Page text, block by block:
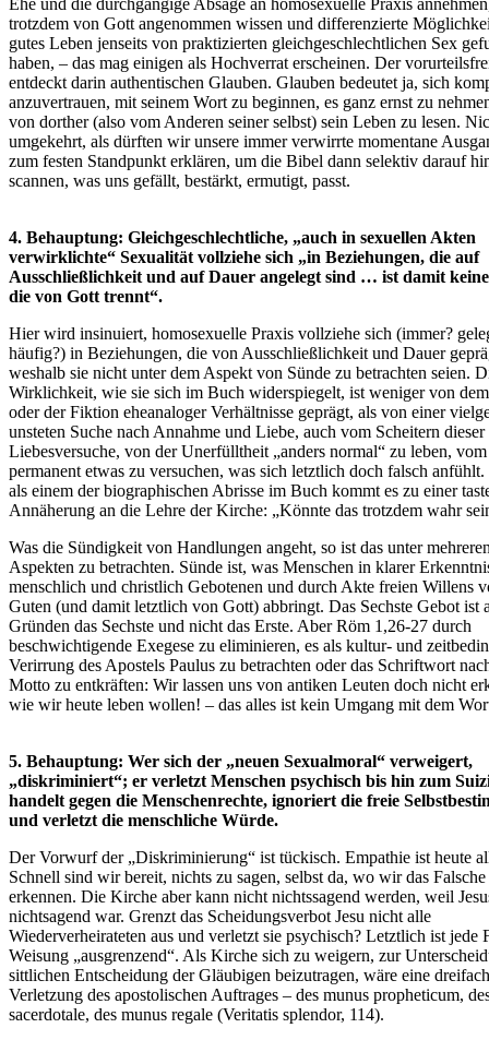
trotzdem von Gott angenommen wissen und differenzierte
gutes Leben jenseits von praktizierten gleichgeschlechtlichen Sex
haben, – das mag einigen als Hochverrat erscheinen. Der
entdeckt darin authentischen Glauben. Glauben bedeutet ja, sich
anzuvertrauen, mit seinem Wort zu beginnen, es ganz ernst zu
von dorther (also vom Anderen seiner selbst) sein Leben zu lesen.
umgekehrt, als dürften wir unsere immer verwirrte momentane
zum festen Standpunkt erklären, um die Bibel dann selektiv darauf
scannen, was uns gefällt, bestärkt, ermutigt, passt.
4. Behauptung: Gleichgeschlechtliche, „auch in sexuellen Akten
verwirklichte“ Sexualität vollziehe sich „in Beziehungen, die auf
Ausschließlichkeit und auf Dauer angelegt sind … ist damit
die von Gott trennt“.
Hier wird insinuiert, homosexuelle Praxis vollziehe sich (immer?
häufig?) in Beziehungen, die von Ausschließlichkeit und Dauer
weshalb sie nicht unter dem Aspekt von Sünde zu betrachten seien.
Wirklichkeit, wie sie sich im Buch widerspiegelt, ist weniger von
oder der Fiktion eheanaloger Verhältnisse geprägt, als von einer
unsteten Suche nach Annahme und Liebe, auch vom Scheitern dieser
Liebesversuche, von der Unerfülltheit „anders normal“ zu leben,
permanent etwas zu versuchen, was sich letztlich doch falsch
als einem der biographischen Abrisse im Buch kommt es zu einer
Annäherung an die Lehre der Kirche: „Könnte das trotzdem wahr
Was die Sündigkeit von Handlungen angeht, so ist das unter
Aspekten zu betrachten. Sünde ist, was Menschen in klarer
menschlich und christlich Gebotenen und durch Akte freien Willens
Guten (und damit letztlich von Gott) abbringt. Das Sechste Gebot ist
Gründen das Sechste und nicht das Erste. Aber Röm 1,26-27 durch
beschwichtigende Exegese zu eliminieren, es als kultur- und
Verirrung des Apostels Paulus zu betrachten oder das Schriftwort
Motto zu entkräften: Wir lassen uns von antiken Leuten doch nicht
wie wir heute leben wollen! – das alles ist kein Umgang mit dem
5. Behauptung: Wer sich der „neuen Sexualmoral“ verweigert,
„diskriminiert“; er verletzt Menschen psychisch bis hin zum
handelt gegen die Menschenrechte, ignoriert die freie
und verletzt die menschliche Würde.
Der Vorwurf der „Diskriminierung“ ist tückisch. Empathie ist heute
Schnell sind wir bereit, nichts zu sagen, selbst da, wo wir das
erkennen. Die Kirche aber kann nicht nichtssagend werden, weil
nichtsagend war. Grenzt das Scheidungsverbot Jesu nicht alle
Wiederverheirateten aus und verletzt sie psychisch? Letztlich ist jede
Weisung „ausgrenzend“. Als Kirche sich zu weigern, zur
sittlichen Entscheidung der Gläubigen beizutragen, wäre eine
Verletzung des apostolischen Auftrages – des munus propheticum,
sacerdotale, des munus regale (Veritatis splendor, 114).